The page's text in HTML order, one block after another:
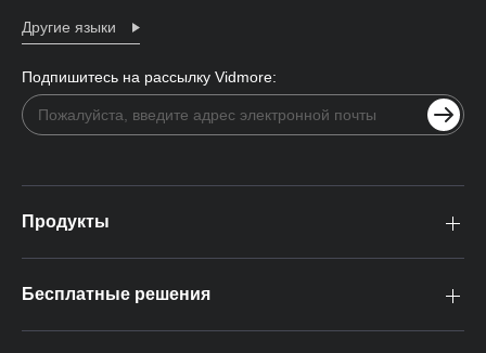
Другие языки
Подпишитесь на рассылку Vidmore:
Продукты
Бесплатные решения